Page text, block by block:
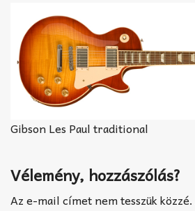
Improvizáció
Gibson Les Paul traditional
Vélemény, hozzászólás?
Az e-mail címet nem tesszük közzé.